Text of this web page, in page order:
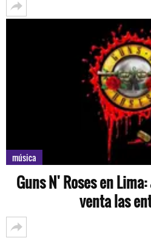
música
Guns N' Roses en
venta las